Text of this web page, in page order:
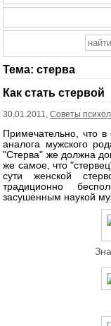
Тема:стерва
Как стать стервой
30.01.2011,Советы
Примечательно, что
аналога мужского
"Стерва" же должна
же самое, что
сути женской
традиционно
засушенным наукой